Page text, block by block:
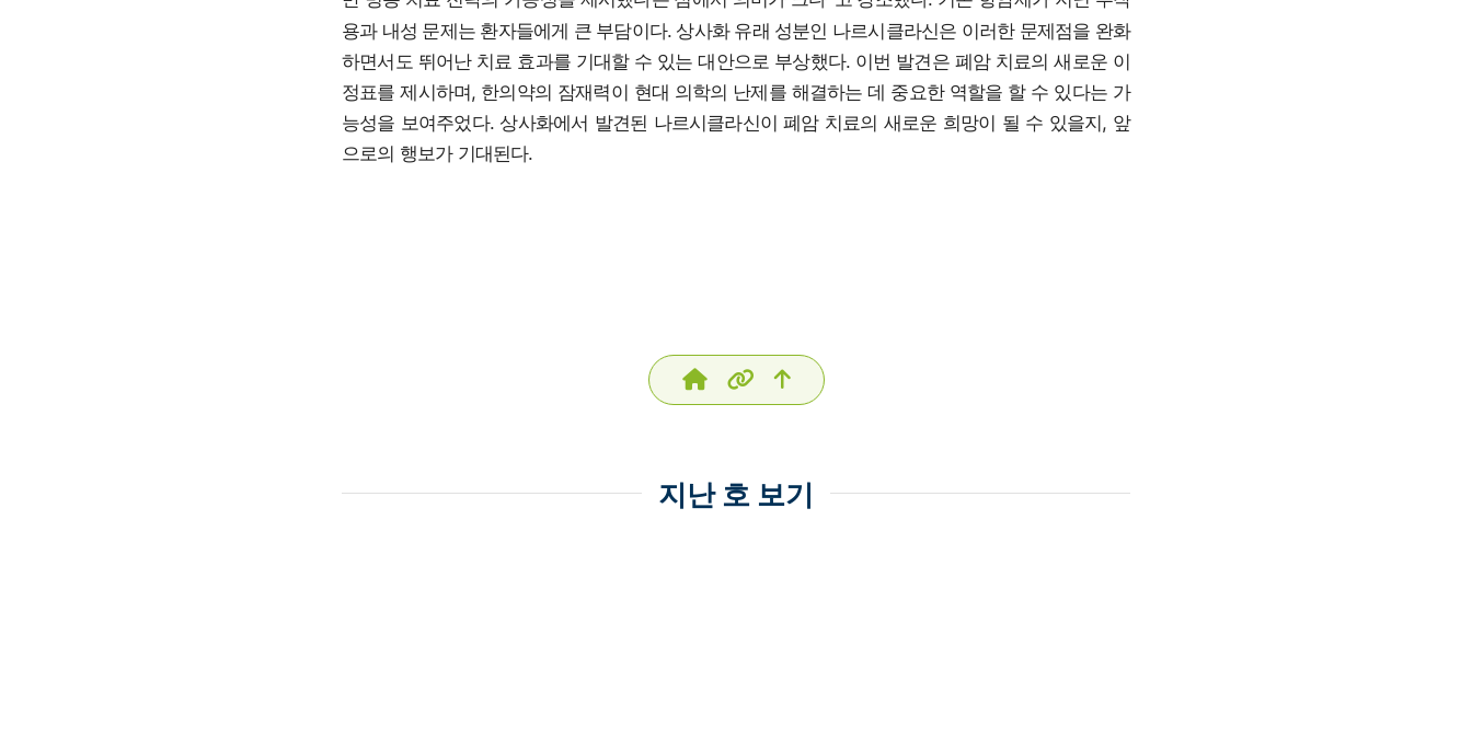
용과 내성 문제는 환자들에게 큰 부담이다. 상사화 유래 성분인 나르시클라신은 이러한 문제점을 완화
하면서도 뛰어난 치료 효과를 기대할 수 있는 대안으로 부상했다. 이번 발견은 폐암 치료의 새로운 이
정표를 제시하며, 한의약의 잠재력이 현대 의학의 난제를 해결하는 데 중요한 역할을 할 수 있다는 가
능성을 보여주었다. 상사화에서 발견된 나르시클라신이 폐암 치료의 새로운 희망이 될 수 있을지, 앞
으로의 행보가 기대된다.
지난 호 보기